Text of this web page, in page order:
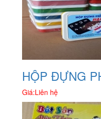
HỘP ĐỰNG
Giá:Liên hệ